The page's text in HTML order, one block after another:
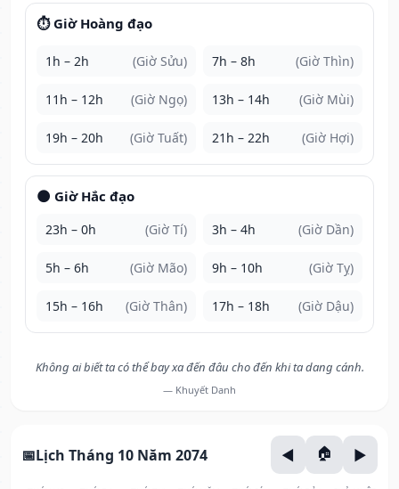
⏱️ Giờ Hoàng đạo
1h – 2h (Giờ Sửu) 7h – 8h (Giờ Thìn)
11h – 12h (Giờ Ngọ) 13h – 14h (Giờ Mùi)
19h – 20h (Giờ Tuất) 21h – 22h (Giờ Hợi)
🌑 Giờ Hắc đạo
23h – 0h (Giờ Tí) 3h – 4h (Giờ Dần)
5h – 6h (Giờ Mão) 9h – 10h (Giờ Tỵ)
15h – 16h (Giờ Thân) 17h – 18h (Giờ Dậu)
Không ai biết ta có thể bay xa đến đâu cho đến khi ta dang cánh.
— Khuyết Danh
Lịch Tháng 10 Năm 2074